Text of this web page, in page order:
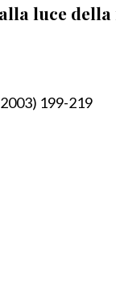
luce della
199-219